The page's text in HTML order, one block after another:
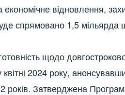
відновлення,
спрямовано 1,5
щодо
2024 року,
років. Затверджена